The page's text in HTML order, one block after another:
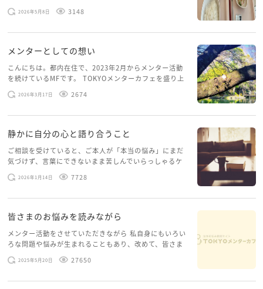
kanaさんは、その後輩さんのために動ける優しさを持
っている方です。その優しさはきっと相手にも伝わって
いたはずですよ。
焦らず、少しずつで大丈夫です。前とまったく同じ関
係に戻らなくても、また新しい形で仲良くなれる可能
性は十分あると思います。まずは推しの話題から、小
さな一歩を踏み出してみませんか。
スを体験していて、しばらくメンターカフェに来られて
いませんでした。体力だけでなく、気力も落ちパソコン
2026年5月8日 3148
メンターとしての想い
こんにちは。都内在住で、2023年2月からメンター活動
を続けているMFです。 TOKYOメンターカフェを盛り上
げたいという想いから、勇気を出して初めてブログを投
稿してみようと思います。少し自分のことを書いてみま
2026年3月17日 2674
静かに自分の心と語り合うこと
ご相談を受けていると、ご本人が「本当の悩み」にまだ
気づけず、言葉にできないまま苦しんでいらっしゃるケ
ースがありますお悩みというのは、心の深いところ（深
層心理）に触れることで、まったく違う角度から解決の
2026年1月14日 7728
皆さまのお悩みを読みながら
メンター活動をさせていただきながら 私自身にもいろい
ろな問題や悩みが生まれることもあり、改めて、皆さま
のお悩みを読みながら 「みんな、もがいてる。わたし
だけじゃないんだな」と、逆に励まされるような日々で
2025年5月20日 27650